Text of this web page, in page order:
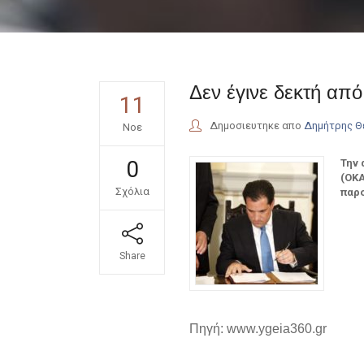
11
Νοε
0
Σχόλια
Share
Δεν έγινε δεκτή
Δημοσιευτηκε απο Δημήτρης
Την
Πηγή: www.ygeia360.gr